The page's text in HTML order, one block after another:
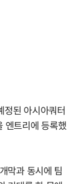
정된 아시아쿼터
엔트리에 등록했
막과 동시에 팀